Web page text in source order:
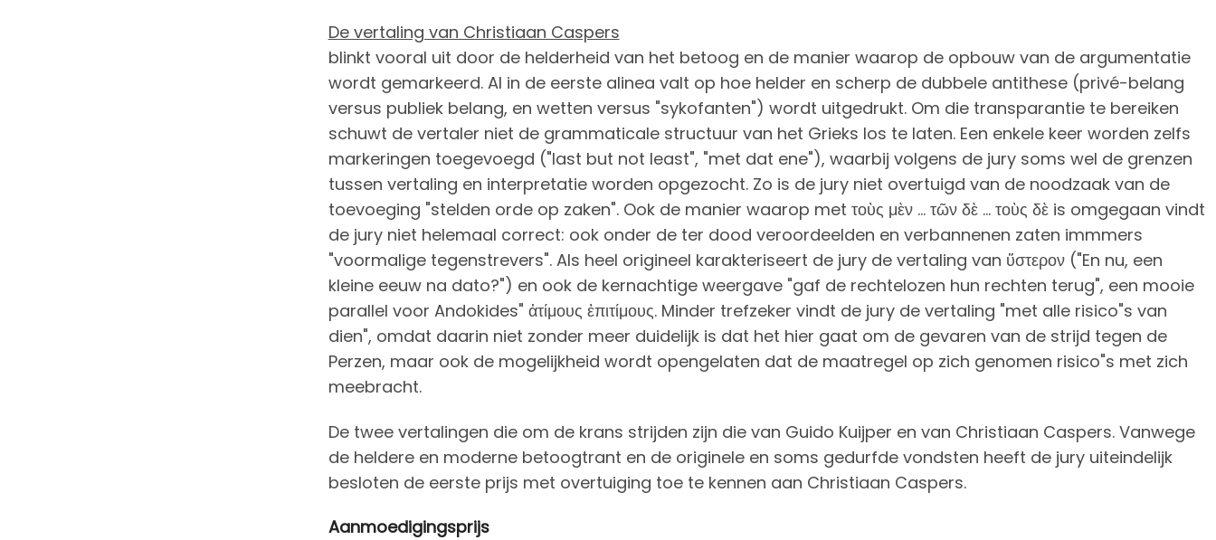
De vertaling van Christiaan Caspers
blinkt vooral uit door de helderheid van het betoog en de manier waarop de opbouw van de argumentatie
wordt gemarkeerd. Al in de eerste alinea valt op hoe helder en scherp de dubbele antithese (privé-belang
versus publiek belang, en wetten versus "sykofanten") wordt uitgedrukt. Om die transparantie te bereiken
schuwt de vertaler niet de grammaticale structuur van het Grieks los te laten. Een enkele keer worden zelfs
markeringen toegevoegd ("last but not least", "met dat ene"), waarbij volgens de jury soms wel de grenzen
tussen vertaling en interpretatie worden opgezocht. Zo is de jury niet overtuigd van de noodzaak van de
toevoeging "stelden orde op zaken". Ook de manier waarop met τοὺς μὲν ... τῶν δὲ ... τοὺς δὲ is omgegaan vindt
de jury niet helemaal correct: ook onder de ter dood veroordeelden en verbannenen zaten immmers
"voormalige tegenstrevers". Als heel origineel karakteriseert de jury de vertaling van ὕστερον ("En nu, een
kleine eeuw na dato?") en ook de kernachtige weergave "gaf de rechtelozen hun rechten terug", een mooie
parallel voor Andokides" ἀτίμους ἐπιτίμους. Minder trefzeker vindt de jury de vertaling "met alle risico"s van
dien", omdat daarin niet zonder meer duidelijk is dat het hier gaat om de gevaren van de strijd tegen de
Perzen, maar ook de mogelijkheid wordt opengelaten dat de maatregel op zich genomen risico"s met zich
meebracht.
De twee vertalingen die om de krans strijden zijn die van Guido Kuijper en van Christiaan Caspers. Vanwege
de heldere en moderne betoogtrant en de originele en soms gedurfde vondsten heeft de jury uiteindelijk
besloten de eerste prijs met overtuiging toe te kennen aan Christiaan Caspers.
Aanmoedigingsprijs